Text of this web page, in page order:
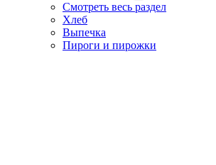
Смотреть весь раздел
Хлеб
Выпечка
Пироги и пирожки